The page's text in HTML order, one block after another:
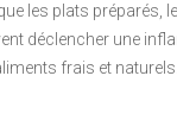
les plats
déclencher une
frais et naturels.